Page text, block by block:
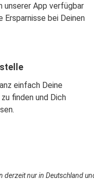
unserer App verfügbar
Ersparnisse bei Deinen
einfach Deine
finden und Dich
derzeit nur in Deutschland